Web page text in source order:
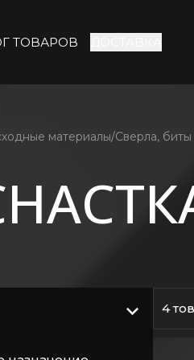
ТОВАРОВ
материалы Сверла,
4